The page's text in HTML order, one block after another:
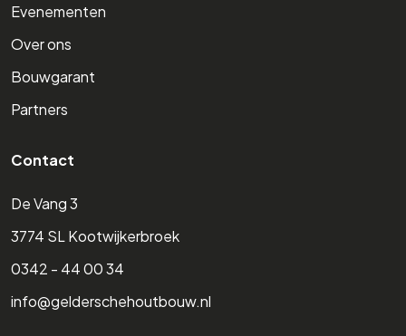
Evenementen
Over ons
Bouwgarant
Partners
Contact
De Vang 3
3774 SL Kootwijkerbroek
0342 - 44 00 34
info@gelderschehoutbouw.nl